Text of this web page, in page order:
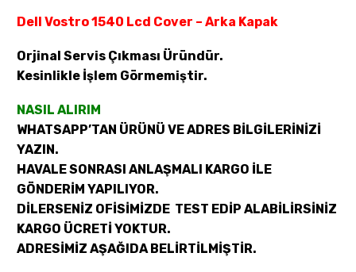
Dell Vostro 1540 Lcd Cover – Arka Kapak
Orjinal Servis Çıkması Üründür.
Kesinlikle İşlem Görmemiştir.
NASIL ALIRIM
WHATSAPP’TAN ÜRÜNÜ VE ADRES BİLGİLERİNİZİ
YAZIN.
HAVALE SONRASI ANLAŞMALI KARGO İLE
GÖNDERİM YAPILIYOR.
DİLERSENİZ OFİSİMİZDE TEST EDİP ALABİLİRSİNİZ
KARGO ÜCRETİ YOKTUR.
ADRESİMİZ AŞAĞIDA BELİRTİLMİŞTİR.